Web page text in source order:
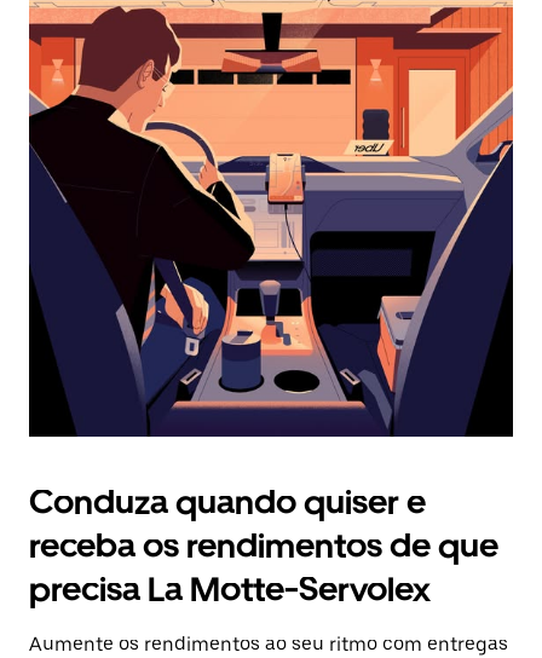
o
calendário
selecionar
uma
data.
Prima
o
botão
o
calendário.
Conduza quando quiser e
receba os rendimentos de que
precisa La Motte-Servolex
Aumente os rendimentos ao seu ritmo com entregas